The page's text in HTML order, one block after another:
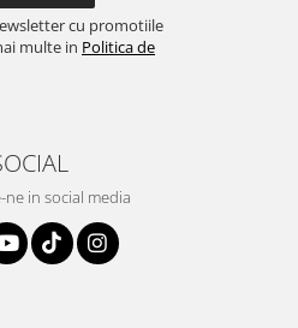
cu promotiile
multe in Politica de
ne in social media